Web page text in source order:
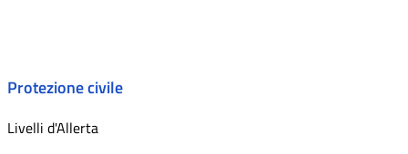
Protezione civile
Livelli d'Allerta